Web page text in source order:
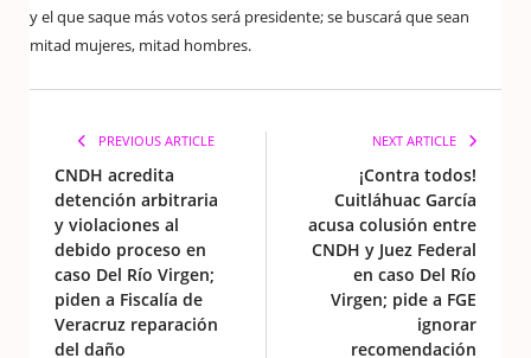
y el que saque más votos será presidente; se buscará que sean
mitad mujeres, mitad hombres.
PREVIOUS ARTICLE
CNDH acredita
detención arbitraria
y violaciones al
debido proceso en
caso Del Río Virgen;
piden a Fiscalía de
Veracruz reparación
del daño
NEXT ARTICLE
¡Contra todos!
Cuitláhuac García
acusa colusión entre
CNDH y Juez Federal
en caso Del Río
Virgen; pide a FGE
ignorar
recomendación